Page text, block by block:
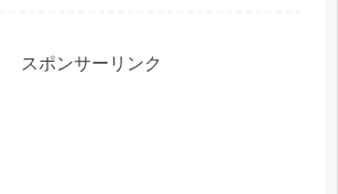
スポンサーリンク